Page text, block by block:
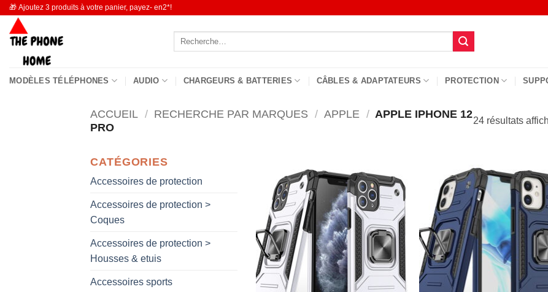
Passer
contenu
🎁 Ajoutez 3 produits à votre panier, payez- en2*!
Recherche
MODÈLES TÉLÉPHONES AUDIO CHARGEURS & BATTERIES CÂBLES & ADAPTATEURS PROTECTION
ACCUEIL / RECHERCHE PAR MARQUES / APPLE / APPLE IPHONE 12
PRO
24 résultats
CATÉGORIES
Accessoires de protection
Accessoires de protection >
Coques
Accessoires de protection >
Housses & etuis
Accessoires sports